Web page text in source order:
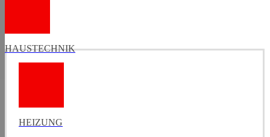
HAUSTECHNIK
HEIZUNG